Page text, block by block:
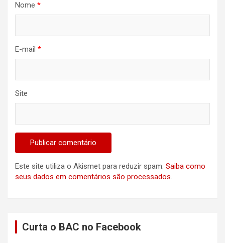
Nome *
E-mail *
Site
Este site utiliza o Akismet para reduzir spam. Saiba como
seus dados em comentários são processados.
Curta o BAC no Facebook